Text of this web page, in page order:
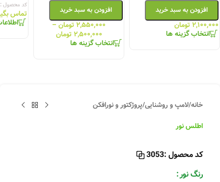
افزودن به سبد خرید
۲,۱۰۰,۰۰۰ تومان
انتخاب گزینه ها
افزودن به سبد خرید
۲,۵۵۰,۰۰۰ تومان –
۲,۵۰۰,۰۰۰ تومان
انتخاب گزینه ها
کد محصول
تماس
خانه/لامپ و روشنایی/پروژکتور و نورافکن
اطلس نور
کد محصول :3053
رنگ نور